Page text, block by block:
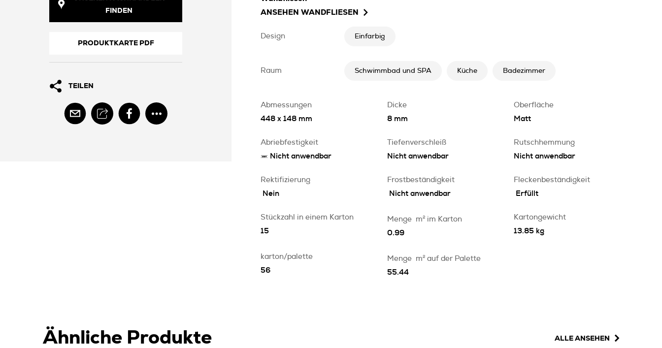
FINDEN
PRODUKTKARTE PDF
TEILEN
ANSEHEN WANDFLIESEN
Design Einfarbig
Raum Schwimmbad und SPA Küche Badezimmer
Abmessungen
448 x 148 mm
Dicke
8 mm
Oberfläche
Matt
Abriebfestigkeit
Nicht anwendbar
Tiefenverschleiß
Nicht anwendbar
Rutschhemmung
Nicht anwendbar
Rektifizierung
Nein
Frostbeständigkeit
Nicht anwendbar
Fleckenbeständigkeit
Erfüllt
Stückzahl in einem Karton
15
Menge m2
im Karton
0.99
Kartongewicht
13.85 kg
karton/palette
56
Menge m2 auf der Palette
55.44
Ähnliche Produkte ALLE ANSEHEN